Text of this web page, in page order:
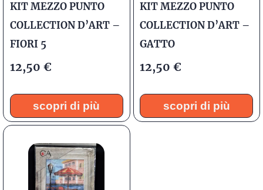
KIT MEZZO PUNTO
COLLECTION D’ART –
FIORI 5
12,50 €
scopri di più
KIT MEZZO PUNTO
COLLECTION D’ART –
GATTO
12,50€
scopri di più